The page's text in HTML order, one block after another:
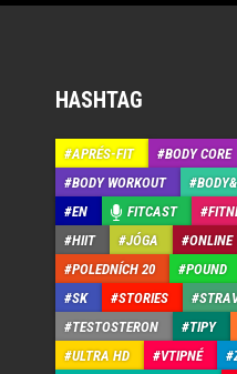
HASHTAG
APRÉS-FIT BODY CORE
BODY WORKOUT
EN
FITCAST
HIIT
JÓGA ONLINE
POLEDNÍCH 20
POUND
SK
STORIES
TESTOSTERON
TIPY
ULTRA HD
VTIPNÉ